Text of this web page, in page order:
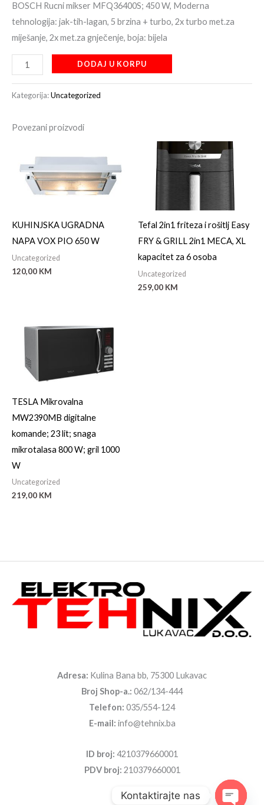
BOSCH Rucni mikser MFQ36400S; 450 W, Moderna
tehnologija: jak-tih-lagan, 5 brzina + turbo, 2x turbo met.za
miješanje, 2x met.za gnječenje, boja: bijela
DODAJ U KORPU
Kategorija:Uncategorized
Povezani proizvodi
KUHINJSKA UGRADNA
NAPA VOX PIO 650 W
Uncategorized
120,00 KM
Tefal 2in1 friteza i rošitlj Easy
FRY & GRILL 2in1 MECA, XL
kapacitet za 6 osoba
Uncategorized
259,00 KM
TESLA Mikrovalna
MW2390MB digitalne
komande; 23 lit; snaga
mikrotalasa 800 W; gril 1000
W
Uncategorized
219,00 KM
Adresa: Kulina Bana bb, 75300 Lukavac
Broj Shop-a.: 062/134-444
Telefon: 035/554-124
E-mail: info@tehnix.ba
ID broj: 4210379660001
PDV broj: 210379660001
Kontaktirajte nas